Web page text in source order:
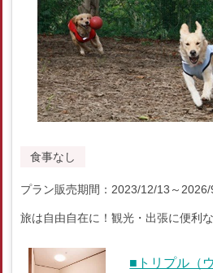
食事なし
プラン販売期間：2023/12/13～
旅は自由自在に！観光・出張に便利
■トリプル（